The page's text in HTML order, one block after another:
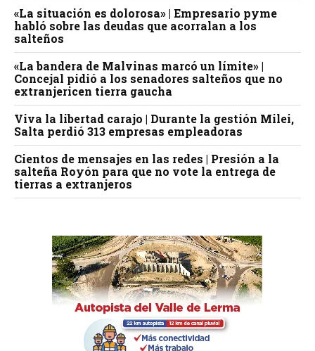
«La situación es dolorosa» | Empresario pyme
habló sobre las deudas que acorralan a los
salteños
«La bandera de Malvinas marcó un límite» |
Concejal pidió a los senadores salteños que no
extranjericen tierra gaucha
Viva la libertad carajo | Durante la gestión Milei,
Salta perdió 313 empresas empleadoras
Cientos de mensajes en las redes | Presión a la
salteña Royón para que no vote la entrega de
tierras a extranjeros